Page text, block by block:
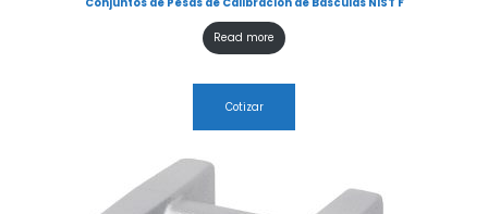
Read more
Cotizar